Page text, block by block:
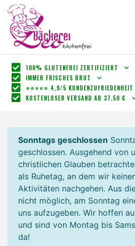
100% GLUTENFREI ZERTIFIZIERT
IMMER FRISCHES BROT
⭐⭐⭐⭐⭐ 4,9/5 KUNDENZUFRIEDENHEIT
KOSTENLOSER VERSAND AB 37,50 €
Sonntags geschlossen
geschlossen. Ausgehend von
christlichen Glauben
als Ruhetag, an dem wir
Aktivitäten nachgehen. Aus
nicht möglich, am Sonntag
uns aufzugeben. Wir hoffen
und sind von Montag bis
da!